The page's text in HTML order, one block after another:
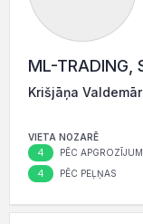
ML-TRADING,
Krišjāņa
VIETA NOZARĒ
4 PĒC
4 PĒC PEĻŅAS